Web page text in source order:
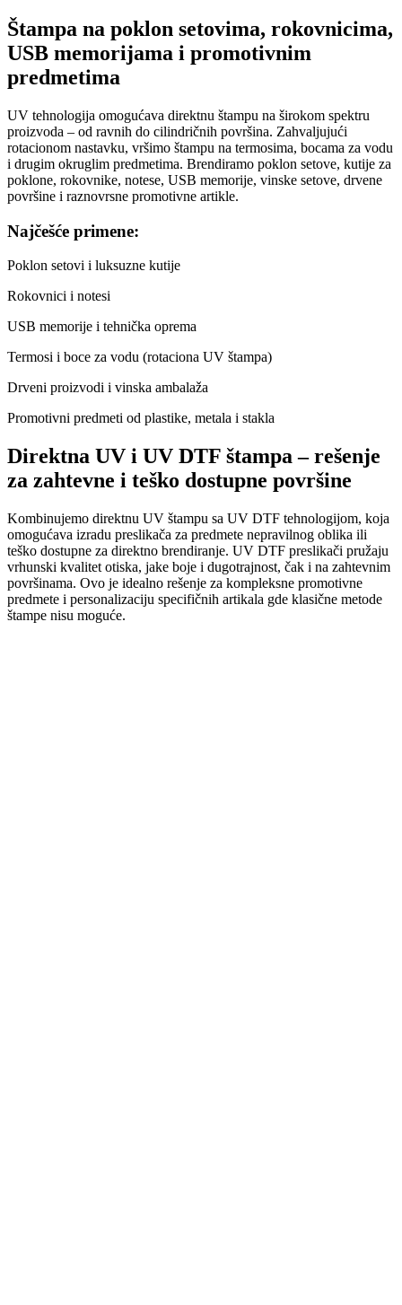
Štampa na poklon setovima, rokovnicima,
USB memorijama i promotivnim
predmetima
UV tehnologija omogućava direktnu štampu na širokom spektru
proizvoda – od ravnih do cilindričnih površina. Zahvaljujući
rotacionom nastavku, vršimo štampu na termosima, bocama za vodu
i drugim okruglim predmetima. Brendiramo poklon setove, kutije za
poklone, rokovnike, notese, USB memorije, vinske setove, drvene
površine i raznovrsne promotivne artikle.
Najčešće primene:
Poklon setovi i luksuzne kutije
Rokovnici i notesi
USB memorije i tehnička oprema
Termosi i boce za vodu (rotaciona UV štampa)
Drveni proizvodi i vinska ambalaža
Promotivni predmeti od plastike, metala i stakla
Direktna UV i UV DTF štampa – rešenje
za zahtevne i teško dostupne površine
Kombinujemo direktnu UV štampu sa UV DTF tehnologijom, koja
omogućava izradu preslikača za predmete nepravilnog oblika ili
teško dostupne za direktno brendiranje. UV DTF preslikači pružaju
vrhunski kvalitet otiska, jake boje i dugotrajnost, čak i na zahtevnim
površinama. Ovo je idealno rešenje za kompleksne promotivne
predmete i personalizaciju specifičnih artikala gde klasične metode
štampe nisu moguće.